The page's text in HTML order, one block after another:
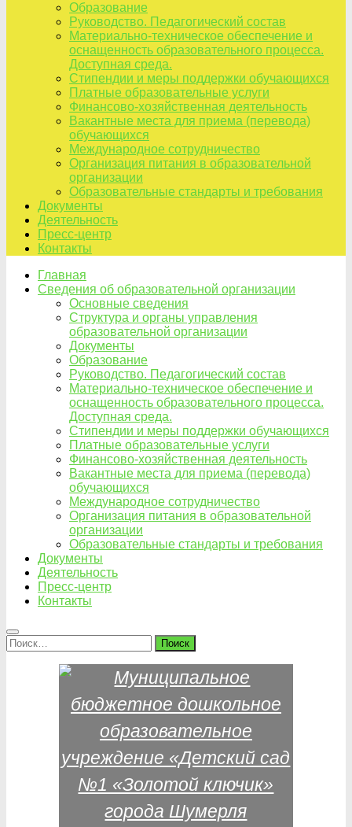
Образование
Руководство. Педагогический состав
Материально-техническое обеспечение и
оснащенность образовательного процесса.
Доступная среда.
Стипендии и меры поддержки обучающихся
Платные образовательные услуги
Финансово-хозяйственная деятельность
Вакантные места для приема (перевода)
обучающихся
Международное сотрудничество
Организация питания в образовательной
организации
Образовательные стандарты и требования
Документы
Деятельность
Пресс-центр
Контакты
Главная
Сведения об образовательной организации
Основные сведения
Структура и органы управления
образовательной организации
Документы
Образование
Руководство. Педагогический состав
Материально-техническое обеспечение и
оснащенность образовательного процесса.
Доступная среда.
Стипендии и меры поддержки обучающихся
Платные образовательные услуги
Финансово-хозяйственная деятельность
Вакантные места для приема (перевода)
обучающихся
Международное сотрудничество
Организация питания в образовательной
организации
Образовательные стандарты и требования
Документы
Деятельность
Пресс-центр
Контакты
Найти: